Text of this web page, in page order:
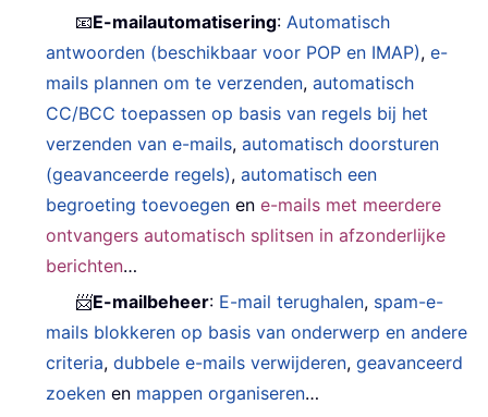
📧E-mailautomatisering:Automatisch
antwoorden (beschikbaar voor POP en IMAP),e-
mails plannen om te verzenden,automatisch
CC/BCC toepassen op basis van regels bij het
verzenden van e-mails,automatisch doorsturen
(geavanceerde regels),automatisch een
begroeting toevoegen ene-mails met meerdere
ontvangers automatisch splitsen in afzonderlijke
berichten…
📨E-mailbeheer: E-mail terughalen, spam-e-
mails blokkeren op basis van onderwerp en andere
criteria,dubbele e-mails verwijderen,geavanceerd
zoeken en mappen organiseren…